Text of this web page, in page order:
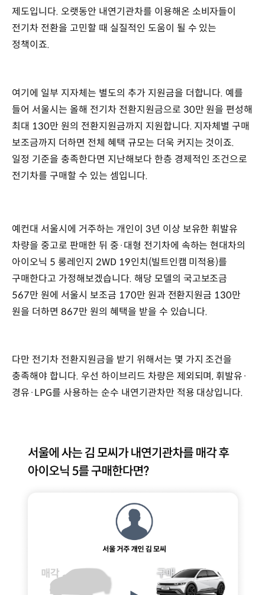
제도입니다. 오랫동안 내연기관차를 이용해온 소비자들이
전기차 전환을 고민할 때 실질적인 도움이 될 수 있는
정책이죠.
여기에 일부 지자체는 별도의 추가 지원금을 더합니다. 예를
들어 서울시는 올해 전기차 전환지원금으로 30만 원을 편성해
최대 130만 원의 전환지원금까지 지원합니다. 지자체별 구매
보조금까지 더하면 전체 혜택 규모는 더욱 커지는 것이죠.
일정 기준을 충족한다면 지난해보다 한층 경제적인 조건으로
전기차를 구매할 수 있는 셈입니다.
예컨대 서울시에 거주하는 개인이 3년 이상 보유한 휘발유
차량을 중고로 판매한 뒤 중·대형 전기차에 속하는 현대차의
아이오닉 5 롱레인지 2WD 19인치(빌트인캠 미적용)를
구매한다고 가정해보겠습니다. 해당 모델의 국고보조금
567만 원에 서울시 보조금 170만 원과 전환지원금 130만
원을 더하면 867만 원의 혜택을 받을 수 있습니다.
다만 전기차 전환지원금을 받기 위해서는 몇 가지 조건을
충족해야 합니다. 우선 하이브리드 차량은 제외되며, 휘발유·
경유·LPG를 사용하는 순수 내연기관차만 적용 대상입니다.